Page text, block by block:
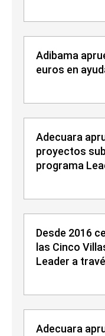
Adibama
euros en
Adecuara
proyectos
programa
Desde 2016
las Cinco
Leader a
Adecuara